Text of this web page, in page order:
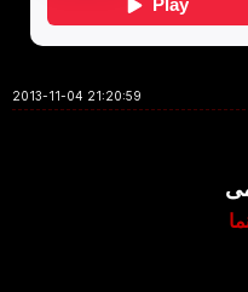
2013-11-04 21:20:59